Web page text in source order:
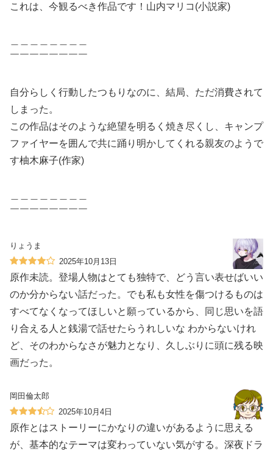
これは、今観るべき作品です！山内マリコ(小説家)
￣￣￣￣￣￣￣￣
自分らしく行動したつもりなのに、結局、ただ消費されて
しまった。
この作品はそのような絶望を明るく焼き尽くし、キャンプ
ファイヤーを囲んで共に踊り明かしてくれる親友のようで
す柚木麻子(作家)
￣￣￣￣￣￣￣￣
りょうま
2025年10月13日
原作未読。登場人物はとても独特で、どう言い表せばいい
のか分からない話だった。でも私も女性を傷つけるものは
すべてなくなってほしいと願っているから、同じ思いを語
り合える人と銭湯で話せたらうれしいな️ わからないけれ
ど、そのわからなさが魅力となり、久しぶりに頭に残る映
画だった。
岡田倫太郎
2025年10月4日
原作とはストーリーにかなりの違いがあるように思える
が、基本的なテーマは変わっていない気がする。深夜ドラ